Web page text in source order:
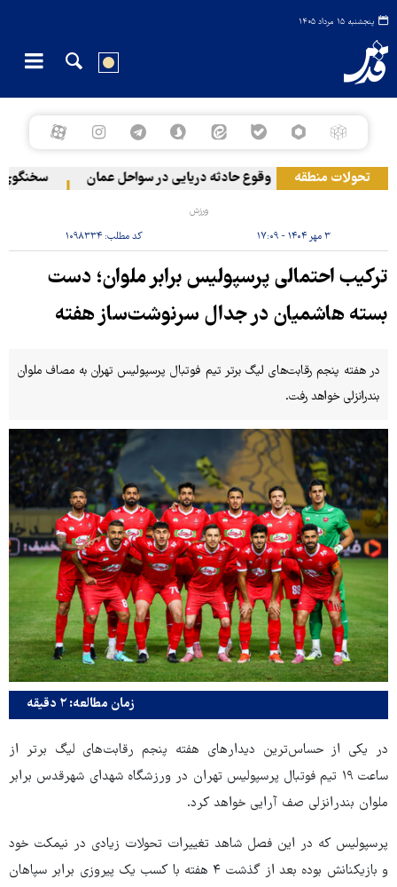
پنجشنبه ۱۵ مرداد ۱۴۰۵
تحولات منطقه وقوع حادثه دریایی در سواحل عمان سخنگوی
ورزش
۳ مهر ۱۴۰۴ - ۱۷:۰۹ کد مطلب:۱۰۹۸۳۳۴
ترکیب احتمالی پرسپولیس برابر ملوان؛ دست
بسته هاشمیان در جدال سرنوشت‌ساز هفته
در هفته پنجم رقابت‌های لیگ برتر تیم فوتبال پرسپولیس تهران به مصاف ملوان
بندرانزلی خواهد رفت.
زمان مطالعه: ۲ دقیقه
در یکی از حساس‌ترین دیدارهای هفته پنجم رقابت‌های لیگ برتر از
ساعت ۱۹ تیم فوتبال پرسپولیس تهران در ورزشگاه شهدای شهرقدس برابر
ملوان بندرانزلی صف آرایی خواهد کرد.
پرسپولیس که در این فصل شاهد تغییرات تحولات زیادی در نیمکت خود
و بازیکنانش بوده بعد از گذشت ۴ هفته با کسب یک پیروزی برابر سپاهان